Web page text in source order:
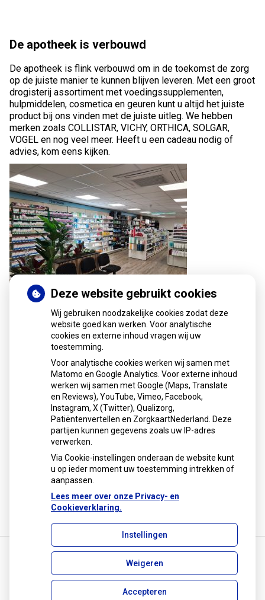
De apotheek is verbouwd
De apotheek is flink verbouwd om in de toekomst de zorg
op de juiste manier te kunnen blijven leveren. Met een groot
drogisterij assortiment met voedingssupplementen,
hulpmiddelen, cosmetica en geuren kunt u altijd het juiste
product bij ons vinden met de juiste uitleg. We hebben
merken zoals COLLISTAR, VICHY, ORTHICA, SOLGAR,
VOGEL en nog veel meer. Heeft u een cadeau nodig of
advies, kom eens kijken.
U heeft geen toestemming gegeven voor
externe inhouddie nodig is om dit te
zien.
Cookie-instellingen wijzigen
Uw Zorg Online |Beheer
info@apotheekmoordrecht.nl
Cookie-instellingen
Deze website gebruikt cookies
Wij gebruiken noodzakelijke cookies zodat deze
website goed kan werken. Voor analytische
cookies en externe inhoud vragen wij uw
toestemming.
Voor analytische cookies werken wij samen met
Matomo en Google Analytics. Voor externe inhoud
werken wij samen met Google (Maps, Translate
en Reviews), YouTube, Vimeo, Facebook,
Instagram, X (Twitter), Qualizorg,
Patiëntenvertellen en ZorgkaartNederland. Deze
partijen kunnen gegevens zoals uw IP-adres
verwerken.
Via Cookie-instellingen onderaan de website kunt
u op ieder moment uw toestemming intrekken of
aanpassen.
Lees meer over onze Privacy- en
Cookieverklaring.
Instellingen
Weigeren
Accepteren